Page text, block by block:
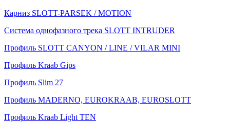
Карниз SLOTT-PARSEK / MOTION
Система однофазного трека SLOTT INTRUDER
Профиль SLOTT CANYON / LINE / VILAR MINI
Профиль Kraab Gips
Профиль Slim 27
Профиль MADERNO, EUROKRAAB, EUROSLOTT
Профиль Kraab Light TEN